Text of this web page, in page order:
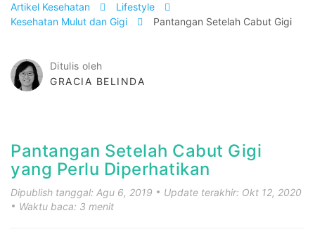
Artikel Kesehatan
Lifestyle
Kesehatan Mulut dan Gigi
Pantangan Setelah Cabut Gigi
Ditulis oleh
GRACIA BELINDA
Pantangan Setelah Cabut Gigi
yang Perlu Diperhatikan
Dipublish tanggal: Agu 6, 2019
Update terakhir: Okt 12, 2020
Waktu baca: 3 menit